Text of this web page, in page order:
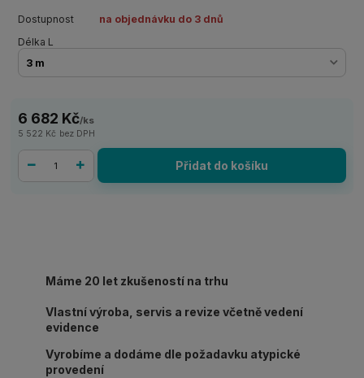
Dostupnost
na objednávku do 3 dnů
Délka L
6 682 Kč/ks
5 522 Kč bez DPH
Přidat do košíku
Máme 20 let zkušeností na trhu
Vlastní výroba, servis a revize včetně vedení
evidence
Vyrobíme a dodáme dle požadavku atypické
provedení